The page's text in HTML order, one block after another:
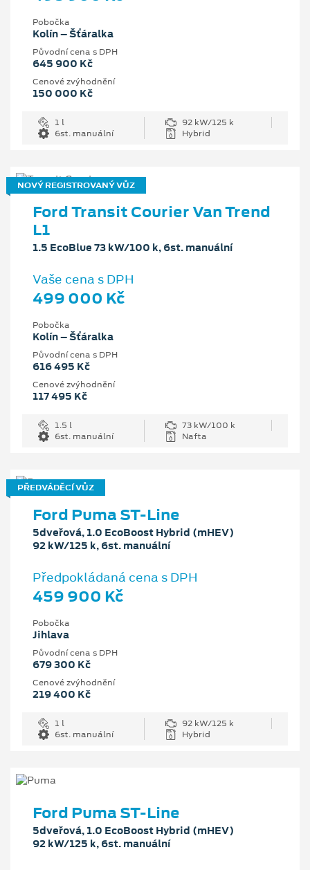
Pobočka
Kolín – Šťáralka
Původní cena s DPH
645 900 Kč
Cenové zvýhodnění
150 000 Kč
1 l
92 kW/125 k
6st. manuální
Hybrid
NOVÝ REGISTROVANÝ VŮZ
Ford Transit Courier Van Trend
L1
1.5 EcoBlue 73 kW/100 k, 6st. manuální
Vaše cena s DPH
499 000 Kč
Pobočka
Kolín – Šťáralka
Původní cena s DPH
616 495 Kč
Cenové zvýhodnění
117 495 Kč
1.5 l
73 kW/100 k
6st. manuální
Nafta
PŘEDVÁDĚCÍ VŮZ
Ford Puma ST-Line
5dveřová, 1.0 EcoBoost Hybrid (mHEV)
92 kW/125 k, 6st. manuální
Předpokládaná cena s DPH
459 900 Kč
Pobočka
Jihlava
Původní cena s DPH
679 300 Kč
Cenové zvýhodnění
219 400 Kč
1 l
92 kW/125 k
6st. manuální
Hybrid
Ford Puma ST-Line
5dveřová, 1.0 EcoBoost Hybrid (mHEV)
92 kW/125 k, 6st. manuální